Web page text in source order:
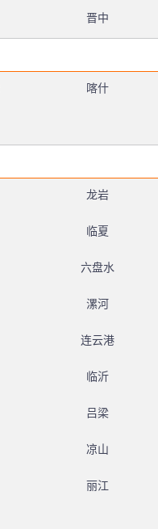
晋中
喀什
龙岩
临夏
六盘水
漯河
连云港
临沂
吕梁
凉山
丽江